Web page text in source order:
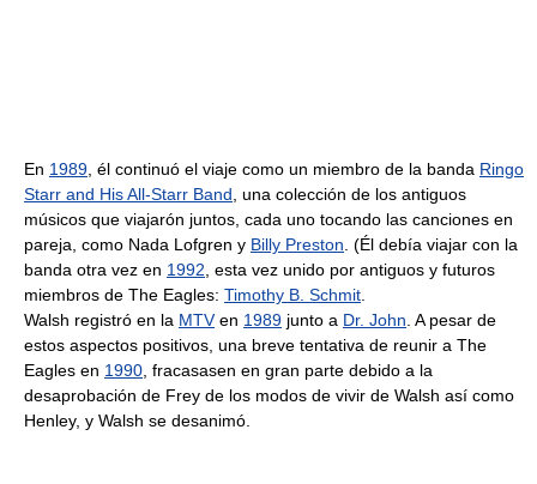
En 1989 , él continuó el viaje como un miembro de la banda Ringo
Starr and His All-Starr Band , una colección de los antiguos
músicos que viajarón juntos, cada uno tocando las canciones en
pareja, como Nada Lofgren y Billy Preston . (Él debía viajar con la
banda otra vez en 1992 , esta vez unido por antiguos y futuros
miembros de The Eagles: Timothy B. Schmit
Walsh registró en la MTVen 1989 junto a Dr. John . A pesar de
estos aspectos positivos, una breve tentativa de reunir a The
Eagles en 1990 , fracasasen en gran parte debido a la
desaprobación de Frey de los modos de vivir de Walsh así como
Henley, y Walsh se desanimó.